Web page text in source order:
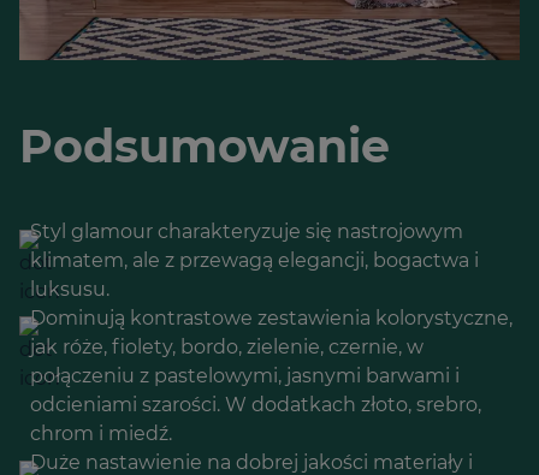
Podsumowanie
Styl glamour charakteryzuje się nastrojowym
klimatem, ale z przewagą elegancji, bogactwa i
luksusu.
Dominują kontrastowe zestawienia kolorystyczne,
jak róże, fiolety, bordo, zielenie, czernie, w
połączeniu z pastelowymi, jasnymi barwami i
odcieniami szarości. W dodatkach złoto, srebro,
chrom i miedź.
Duże nastawienie na dobrej jakości materiały i